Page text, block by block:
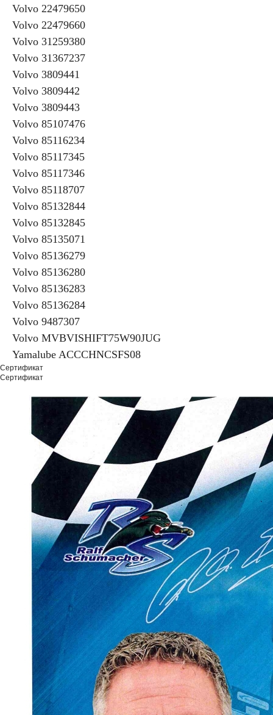
Volvo 22479650
Volvo 22479660
Volvo 31259380
Volvo 31367237
Volvo 3809441
Volvo 3809442
Volvo 3809443
Volvo 85107476
Volvo 85116234
Volvo 85117345
Volvo 85117346
Volvo 85118707
Volvo 85132844
Volvo 85132845
Volvo 85135071
Volvo 85136279
Volvo 85136280
Volvo 85136283
Volvo 85136284
Volvo 9487307
Volvo MVBVISHIFT75W90JUG
Yamalube ACCCHNCSFS08
Сертификат
Сертификат